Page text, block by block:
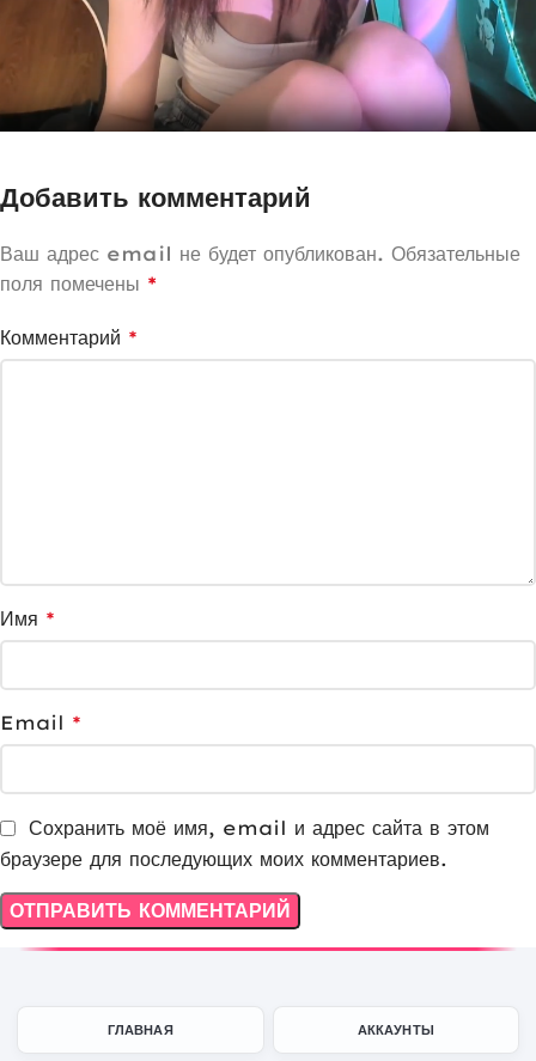
Добавить комментарий
Ваш адрес email не будет опубликован. Обязательные
поля помечены *
Комментарий *
Имя *
Email *
Сохранить моё имя, email и адрес сайта в этом
браузере для последующих моих комментариев.
ГЛАВНАЯ АККАУНТЫ